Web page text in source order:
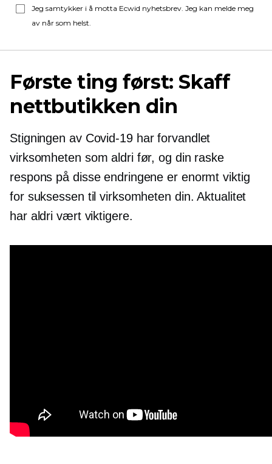
Jeg samtykker i å motta Ecwid nyhetsbrev. Jeg kan melde meg
av når som helst.
Første ting først: Skaff
nettbutikken din
Stigningen av Covid-19har forvandlet
virksomheten som aldri før, og din raske
respons på disse endringene er enormt viktig
for suksessen til virksomheten din. Aktualitet
har aldri vært viktigere.